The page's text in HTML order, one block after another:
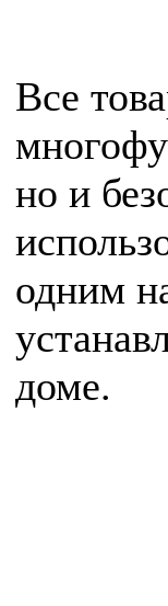
Все
но и
одним
доме.